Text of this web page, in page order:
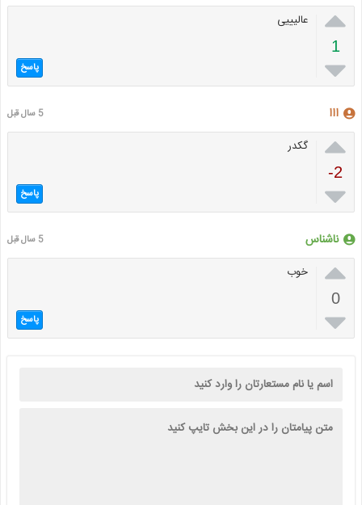

1

عالیییی
پاسخ
ااا 5 سال قبل

-2

گکدر
پاسخ
ناشناس 5 سال قبل

0

خوب
پاسخ